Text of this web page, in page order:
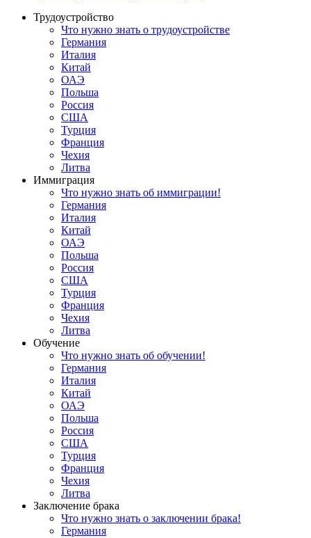
Трудоустройство
Что нужно знать о трудоустройстве
Германия
Италия
Китай
ОАЭ
Польша
Россия
США
Турция
Франция
Чехия
Литва
Иммиграция
Что нужно знать об иммиграции!
Германия
Италия
Китай
ОАЭ
Польша
Россия
США
Турция
Франция
Чехия
Литва
Обучение
Что нужно знать об обучении!
Германия
Италия
Китай
ОАЭ
Польша
Россия
США
Турция
Франция
Чехия
Литва
Заключение брака
Что нужно знать о заключении брака!
Германия